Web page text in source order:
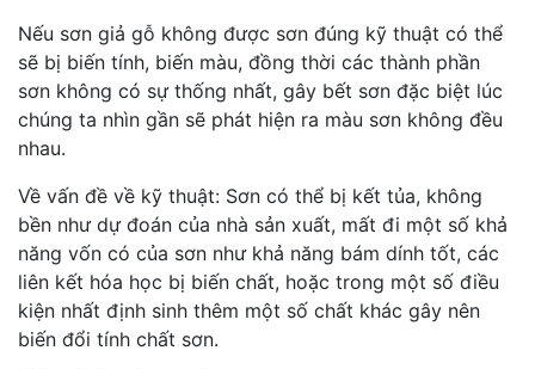
Nếu sơn giả gỗ không được sơn đúng kỹ thuật có thể
sẽ bị biến tính, biến màu, đồng thời các thành phần
sơn không có sự thống nhất, gây bết sơn đặc biệt lúc
chúng ta nhìn gần sẽ phát hiện ra màu sơn không đều
nhau.
Về vấn đề về kỹ thuật: Sơn có thể bị kết tủa, không
bền như dự đoán của nhà sản xuất, mất đi một số khả
năng vốn có của sơn như khả năng bám dính tốt, các
liên kết hóa học bị biến chất, hoặc trong một số điều
kiện nhất định sinh thêm một số chất khác gây nên
biến đổi tính chất sơn.